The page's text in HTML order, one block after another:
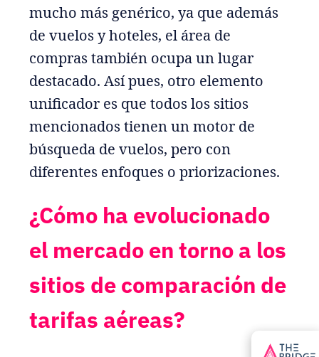
mucho más genérico, ya que además
de vuelos y hoteles, el área de
compras también ocupa un lugar
destacado. Así pues, otro elemento
unificador es que todos los sitios
mencionados tienen un motor de
búsqueda de vuelos, pero con
diferentes enfoques o priorizaciones.
¿Cómo ha evolucionado
el mercado en torno a los
sitios de comparación de
tarifas aéreas?